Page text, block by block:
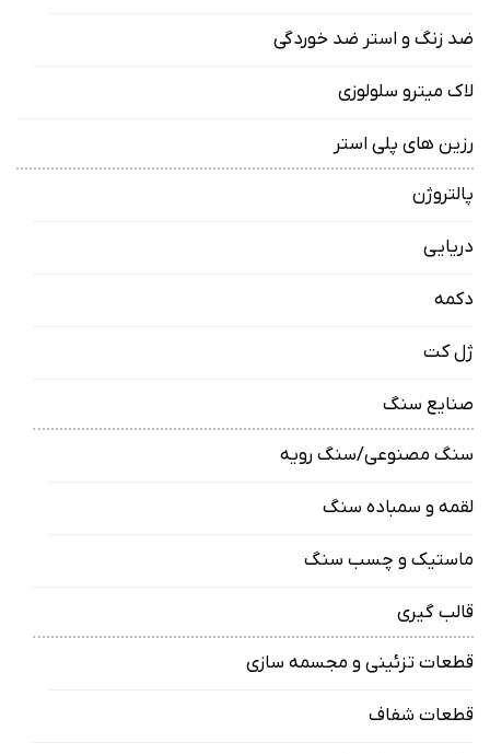
ضد زنگ و استر ضد خوردگی
لاک میترو سلولوزی
رزین های پلی استر
پالتروژن
دریایی
دکمه
ژل کت
صنایع سنگ
سنگ مصنوعی/سنگ رویه
لقمه و سمباده سنگ
ماستیک و چسب سنگ
قالب گیری
قطعات تزئینی و مجسمه سازی
قطعات شفاف